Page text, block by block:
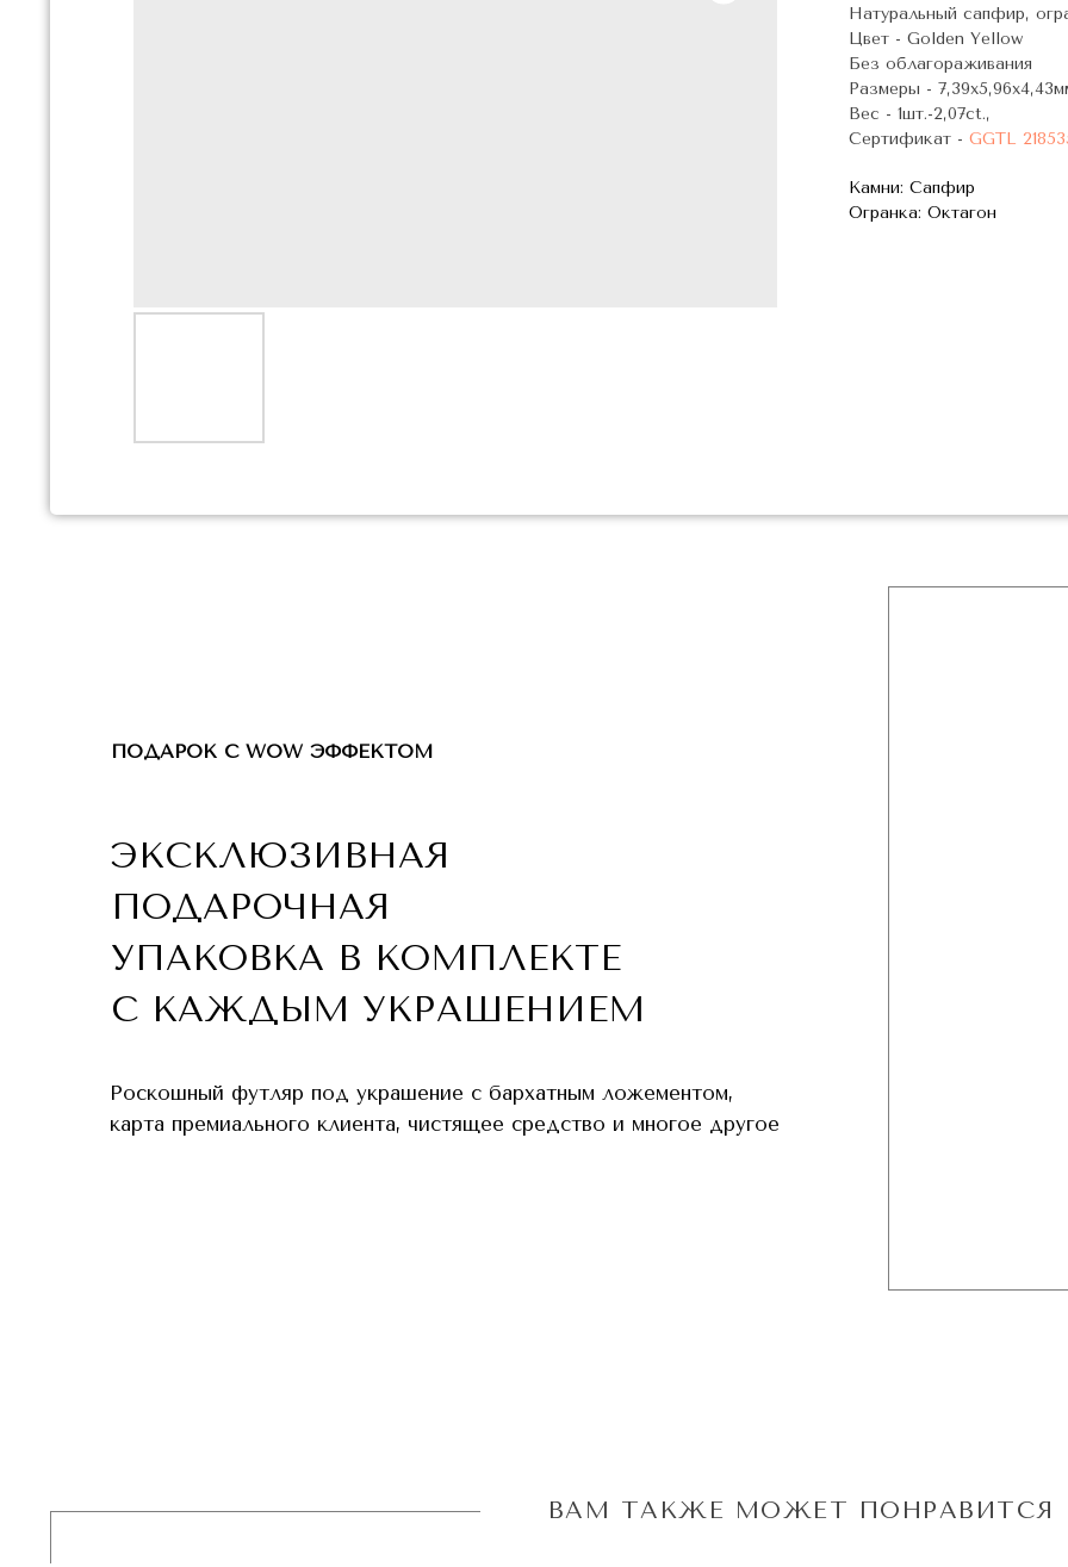
Натуральный сапфир,
Цвет - Golden Yellow
Без облагораживания
Размеры -
Вес - 1шт.-2,07ct.,
Сертификат - GGTL
Камни: Сапфир
Огранка: Октагон
ЭКСКЛЮЗИВНАЯ
ПОДАРОЧНАЯ
УПАКОВКА В КОМПЛЕКТЕ
С КАЖДЫМ УКРАШЕНИЕМ
Роскошный футляр под украшение с бархатным ложементом,
карта премиального клиента, чистящее средство и многое другое
ПОДАРОК С WOW ЭФФЕКТОМ
ВАМ ТАКЖЕ МОЖЕТ ПОНРАВИТСЯ